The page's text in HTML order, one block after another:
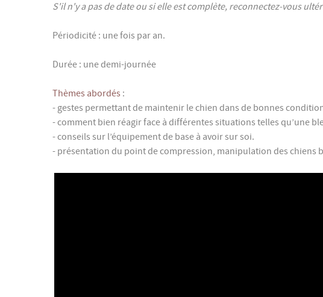
S'il n'y a pas de date ou si elle est complète, reconnectez-vous
Périodicité : une fois par an.
Durée : une demi-journée
Thèmes abordés :
- gestes permettant de maintenir le chien dans de bonnes
- comment bien réagir face à différentes situations telles qu’une
- conseils sur l’équipement de base à avoir sur soi.
- présentation du point de compression, manipulation des chiens